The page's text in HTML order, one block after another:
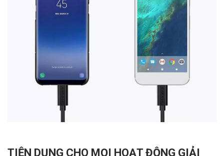
TIỆN DỤNG CHO MỌI HOẠT ĐỘNG GIẢI